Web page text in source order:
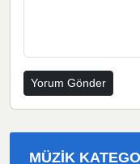
MÜZIK